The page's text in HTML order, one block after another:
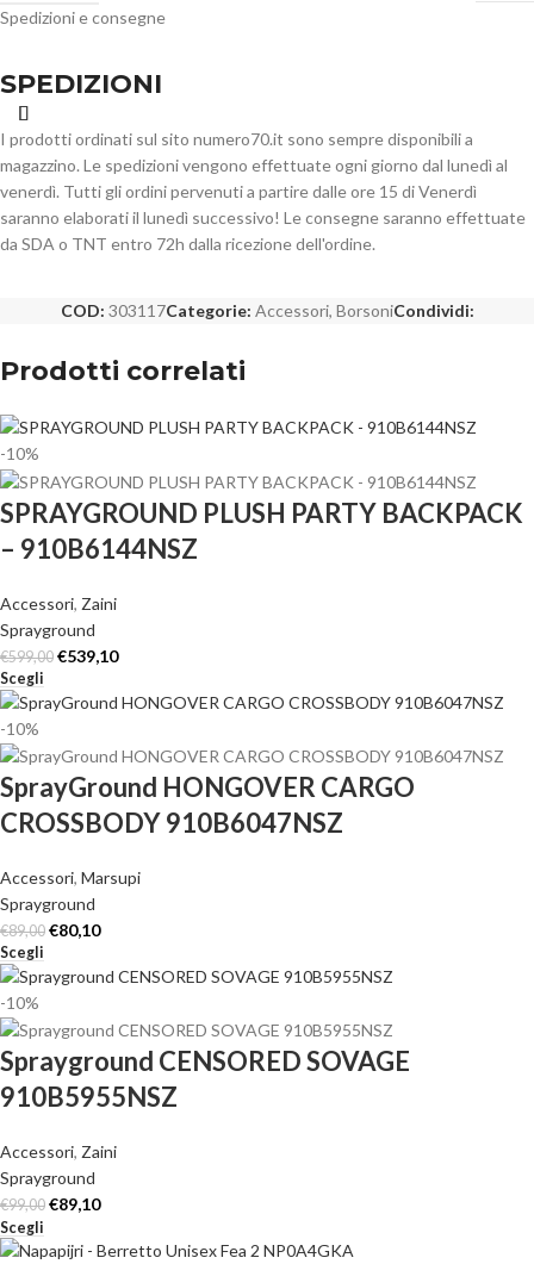
Spedizioni e consegne
SPEDIZIONI
I prodotti ordinati sul sito numero70.it sono sempre disponibili a
magazzino. Le spedizioni vengono effettuate ogni giorno dal lunedì al
venerdì. Tutti gli ordini pervenuti a partire dalle ore 15 di Venerdì
saranno elaborati il lunedì successivo! Le consegne saranno effettuate
da SDA o TNT entro 72h dalla ricezione dell'ordine.
COD: 303117Categorie: Accessori, BorsoniCondividi:
Prodotti correlati
-10%
SPRAYGROUND PLUSH PARTY BACKPACK
– 910B6144NSZ
Accessori, Zaini
Sprayground
€599,00 €539,10
Scegli
-10%
SprayGround HONGOVER CARGO
CROSSBODY 910B6047NSZ
Accessori, Marsupi
Sprayground
€89,00 €80,10
Scegli
-10%
Sprayground CENSORED SOVAGE
910B5955NSZ
Accessori, Zaini
Sprayground
€99,00 €89,10
Scegli